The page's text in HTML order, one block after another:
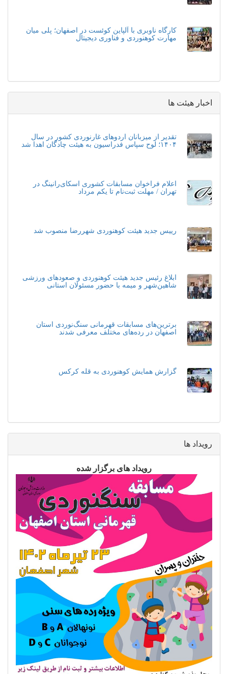
کارگاه ناوبری با آلپاین کوئست در اصفهان؛ پلی میان
مهارت کوهنوردی و فناوری دیجیتال
اخبار هیئت ها
تقدیر از میزبانان اردوهای غارنوردی کشور در سال
۱۴۰۴؛ لوح سپاس فدراسیون به هیئت چادگان اهدا شد
اعلام فراخوان مسابقات کشوری اسکای‌رانینگ در
تهران / مهلت ثبت‌نام تا یکم مرداد
رییس جدید هیئت کوهنوردی شهررضا منصوب شد
ابلاغ رئیس جدید هیئت کوهنوردی و صعودهای ورزشی
شاهین‌شهر و میمه با حضور مسئولان استانی
برترین‌های مسابقات قهرمانی سنگ‌نوردی استان
اصفهان در رده‌های مختلف معرفی شدند
گزارش همایش کوهنوردی به قله کرکس
رویداد ها
رویداد های برگزار شده